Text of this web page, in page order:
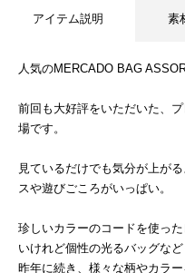
アイテム説明 素
人気のMERCADO BAG
前回も大好評をいただいた、
場です。
見ているだけでも気分が上が
スや遊びごころがいっぱい。
珍しいカラーのコードを使っ
いけれど個性の光るバッグなど
昨年に続き、様々な柄やカラ